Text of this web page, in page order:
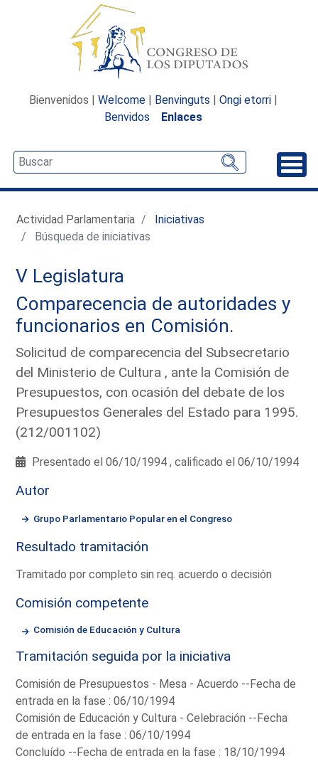
Bienvenidos | Welcome | Benvinguts | Ongi etorri |
Benvidos
Enlaces
Actividad Parlamentaria
Iniciativas
Búsqueda de iniciativas
V Legislatura
Comparecencia de autoridades y
funcionarios en Comisión.
Solicitud de comparecencia del Subsecretario
del Ministerio de Cultura , ante la Comisión de
Presupuestos, con ocasión del debate de los
Presupuestos Generales del Estado para 1995.
(212/001102)
Presentado el 06/10/1994 , calificado el 06/10/1994
Autor
Grupo Parlamentario Popular en el Congreso
Resultado tramitación
Tramitado por completo sin req. acuerdo o decisión
Comisión competente
Comisión de Educación y Cultura
Tramitación seguida por la iniciativa
Comisión de Presupuestos - Mesa - Acuerdo --Fecha de
entrada en la fase : 06/10/1994
Comisión de Educación y Cultura - Celebración --Fecha
de entrada en la fase : 06/10/1994
Concluído --Fecha de entrada en la fase : 18/10/1994